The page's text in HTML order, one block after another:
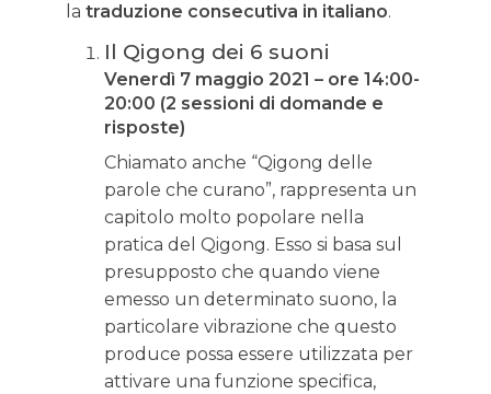
la traduzione consecutiva in italiano.
Il Qigong dei 6 suoni
Venerdì 7 maggio 2021 – ore 14:00-
20:00 (2 sessioni di domande e
risposte)
Chiamato anche “Qigong delle
parole che curano”, rappresenta un
capitolo molto popolare nella
pratica del Qigong. Esso si basa sul
presupposto che quando viene
emesso un determinato suono, la
particolare vibrazione che questo
produce possa essere utilizzata per
attivare una funzione specifica,